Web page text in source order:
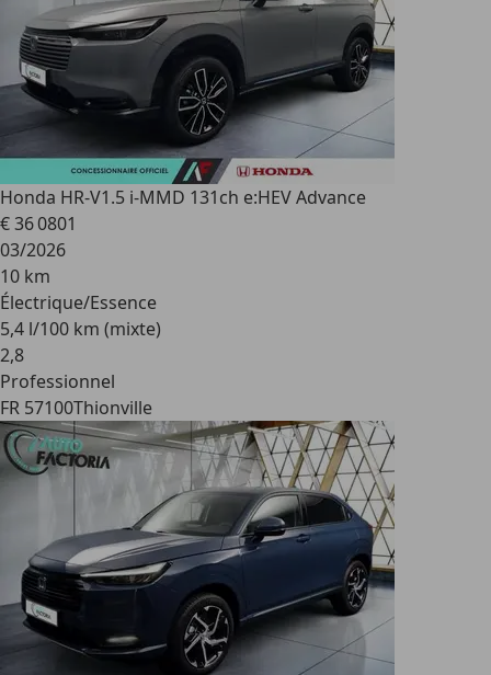
Honda HR-V1.5 i-MMD 131ch e:HEV Advance
€ 36 0801
03/2026
10 km
Électrique/Essence
5,4 l/100 km (mixte)
2,8
Professionnel
FR 57100Thionville